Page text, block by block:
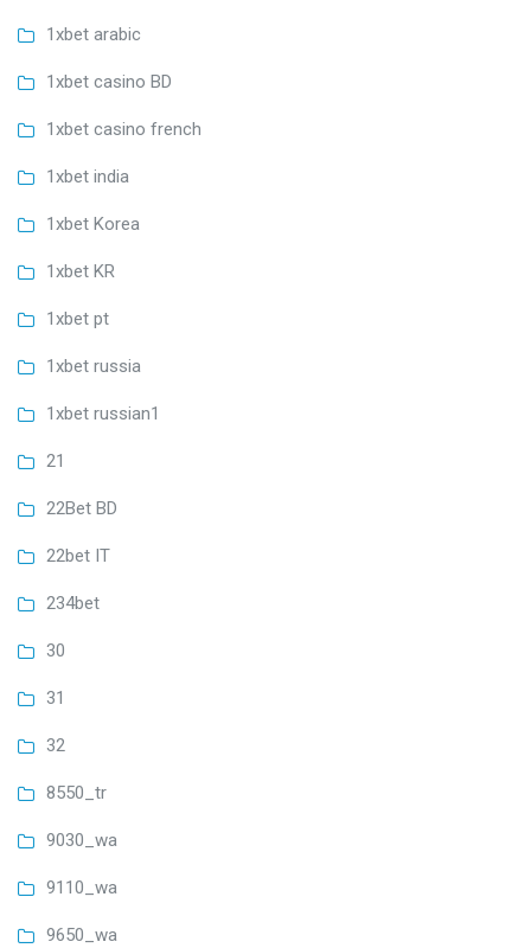
1xbet arabic
1xbet casino BD
1xbet casino french
1xbet india
1xbet Korea
1xbet KR
1xbet pt
1xbet russia
1xbet russian1
21
22Bet BD
22bet IT
234bet
30
31
32
8550_tr
9030_wa
9110_wa
9650_wa